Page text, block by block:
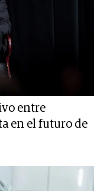
entre
en el futuro de